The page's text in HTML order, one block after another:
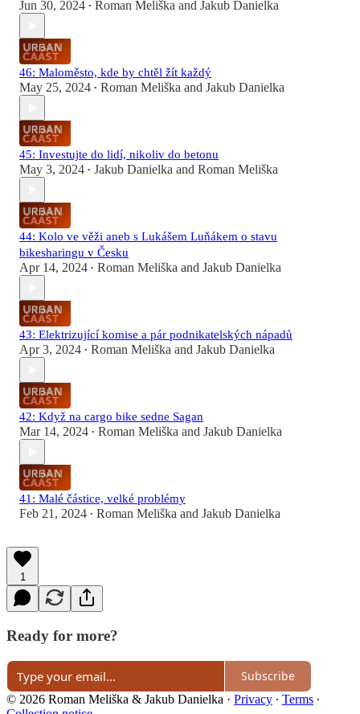
Jun 30, 2024 • Roman Meliška and Jakub Danielka
46: Maloměsto, kde by chtěl žít každý
May 25, 2024 • Roman Meliška and Jakub Danielka
45: Investujte do lidí, nikoliv do betonu
May 3, 2024 • Jakub Danielka and Roman Meliška
44: Kolo ve věži aneb s Lukášem Luňákem o stavu
bikesharingu v Česku
Apr 14, 2024 • Roman Meliška and Jakub Danielka
43: Elektrizující komise a pár podnikatelských nápadů
Apr 3, 2024 • Roman Meliška and Jakub Danielka
42: Když na cargo bike sedne Sagan
Mar 14, 2024 • Roman Meliška and Jakub Danielka
41: Malé částice, velké problémy
Feb 21, 2024 • Roman Meliška and Jakub Danielka
1
Ready for more?
Subscribe
© 2026 Roman Meliška & Jakub Danielka · Privacy ∙ Terms ∙